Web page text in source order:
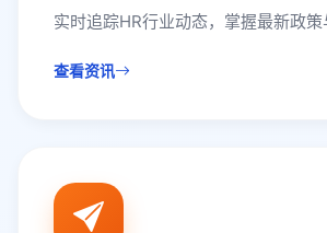
实时追踪HR行业动态，掌握最新政
查看资讯